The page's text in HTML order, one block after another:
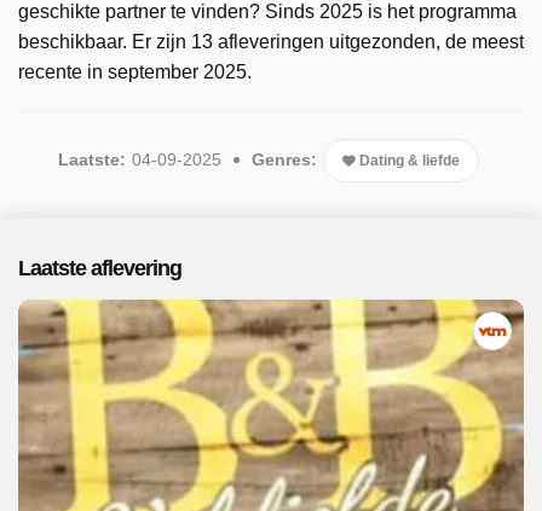
geschikte partner te vinden? Sinds 2025 is het programma
beschikbaar. Er zijn 13 afleveringen uitgezonden, de meest
recente in september 2025.
Laatste: 04-09-2025 Genres: Dating & liefde
Laatste aflevering